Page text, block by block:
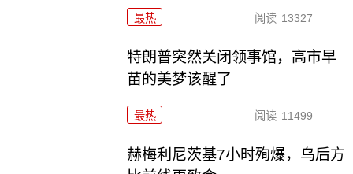
最热 阅读 13327
特朗普突然关闭领事馆，高市早
苗的美梦该醒了
最热 阅读 11499
赫梅利尼茨基7小时殉爆，乌后方